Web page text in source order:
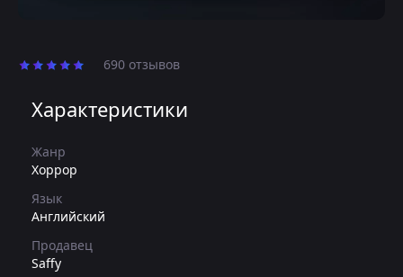
690 отзывов
Характеристики
Жанр
Хоррор
Язык
Английский
Продавец
Saffy